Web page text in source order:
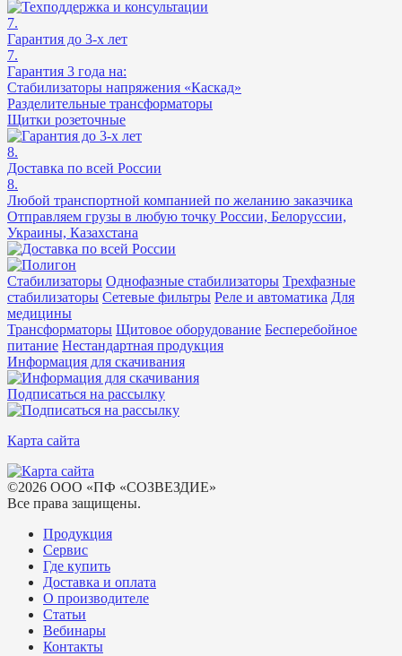
7.
Гарантия до 3-х лет
7.
Гарантия 3 года на:
Стабилизаторы напряжения «Каскад»
Разделительные трансформаторы
Щитки розеточные
8.
Доставка по всей России
8.
Любой транспортной компанией по желанию заказчика
Отправляем грузы в любую точку России, Белоруссии,
Украины, Казахстана
Стабилизаторы Однофазные стабилизаторы Трехфазные
стабилизаторы Сетевые фильтры Реле и автоматика Для
медицины
Трансформаторы Щитовое оборудование Бесперебойное
питание Нестандартная продукция
Информация для скачивания
Подписаться на рассылку
Карта сайта
©2026 ООО «ПФ «СОЗВЕЗДИЕ»
Все права защищены.
Продукция
Сервис
Где купить
Доставка и оплата
О производителе
Статьи
Вебинары
Контакты